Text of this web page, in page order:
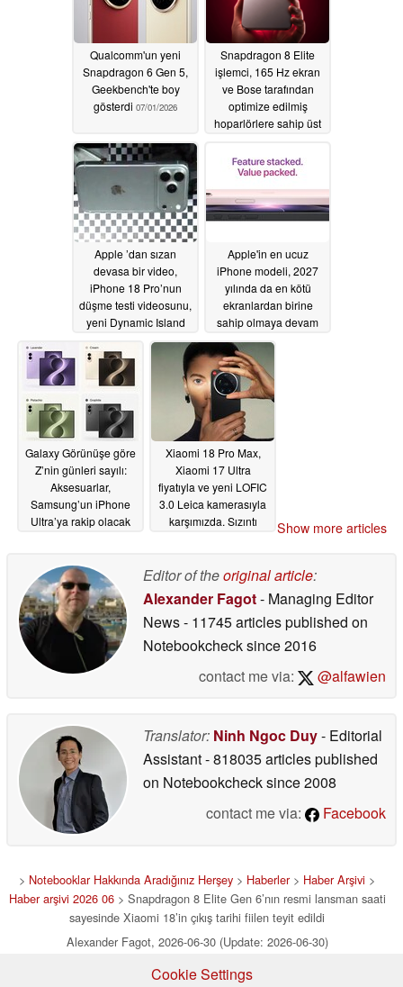
Qualcomm'un yeni
Snapdragon 6 Gen 5,
Geekbench'te boy
gösterdi 07/01/2026
Snapdragon 8 Elite
işlemci, 165 Hz ekran
ve Bose tarafından
optimize edilmiş
hoparlörlere sahip üst
piyasaya sürüldü
07/01/2026
Apple ’dan sızan
devasa bir video,
iPhone 18 Pro’nun
düşme testi videosunu,
yeni Dynamic Island
özelliğini ve daha
fazlasını ortaya
koyuyor
Apple'in en ucuz
iPhone modeli, 2027
yılında da en kötü
ekranlardan birine
sahip olmaya devam
edecek. Sızıntı
kaynağı, iPhone 18 ve
iPhone Air 2'nin teknik
özellikleri hakkında
ipuçları verdi
Galaxy Görünüşe göre
Z’nin günleri sayılı:
Aksesuarlar,
Samsung’un iPhone
Ultra’ya rakip olacak
ediyor06/29/2026
Xiaomi 18 Pro Max,
Xiaomi 17 Ultra
fiyatıyla ve yeni LOFIC
3.0 Leica kamerasıyla
karşımızda. Sızıntı
kaldırılmadığını
Show more articles
Editor of theoriginal article:
Alexander Fagot- Managing Editor
News- 11745 articles published on
Notebookchecksince 2016
contact me via:
@alfawien
Translator: Ninh Ngoc Duy- Editorial
Assistant- 818035 articles published
on Notebookchecksince 2008
contact me via:
Facebook
> Notebooklar Hakkında Aradığınız Herşey > Haberler> Haber Arşivi >
Haber arşivi 2026 06> Snapdragon 8 Elite Gen 6’nın resmi lansman saati
sayesinde Xiaomi 18’in çıkış tarihi fiilen teyit edildi
Alexander Fagot, 2026-06-30 (Update: 2026-06-30)
Cookie Settings